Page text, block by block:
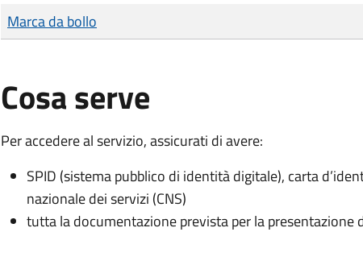
Tipo di pagamento
Importo
Marca da bollo
Cosa serve
Per accedere al servizio, assicurati di avere:
SPID (sistema pubblico di identità digitale), carta
nazionale dei servizi (CNS)
tutta la documentazione prevista per la presentazione